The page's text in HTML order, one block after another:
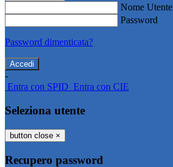
Nome Utente
Password
Password dimenticata?
-
Entra con SPID Entra con CIE
Seleziona utente
button close ×
Recupero password